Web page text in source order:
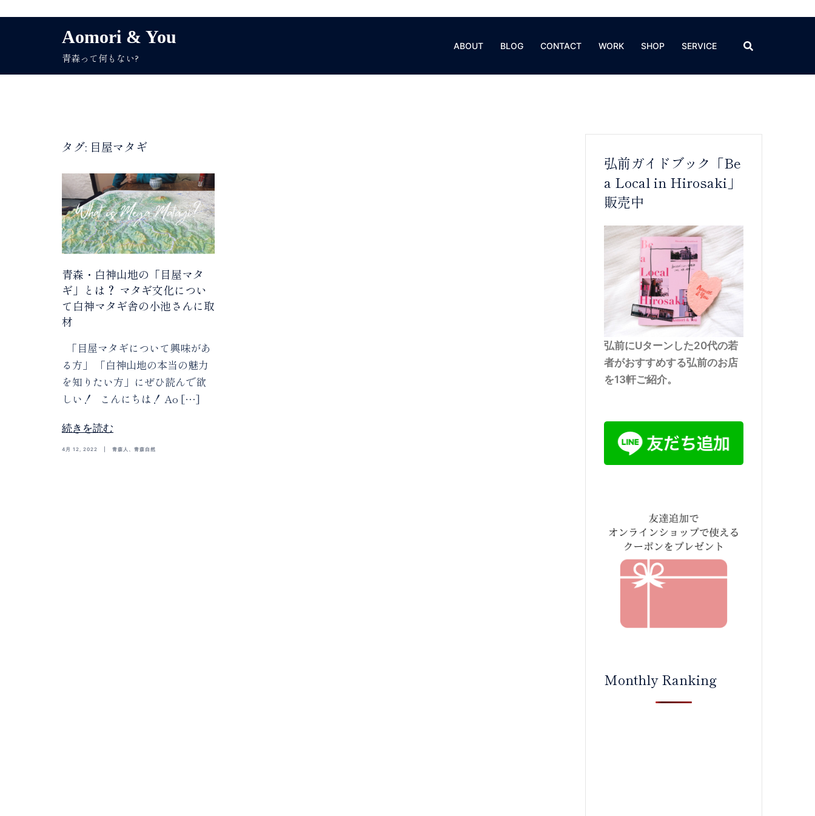
ン
Aomori & You
青森って何もない?
ABOUT BLOG CONTACT WORK SHOP SERVICE
タグ: 目屋マタギ
青森・白神山地の「目屋マタ
ギ」とは？ マタギ文化につい
て白神マタギ舎の小池さんに取
材
「目屋マタギについて興味があ
る方」 「白神山地の本当の魅力
を知りたい方」にぜひ読んで欲
しい！ こんにちは！ Ao […]
続きを読む
4月 12, 2022 青森人 青森自然
弘前ガイドブック「Be
a Local in Hirosaki」
販売中
弘前にUターンした20代の若
者がおすすめする弘前のお店
を13軒ご紹介。
Monthly Ranking